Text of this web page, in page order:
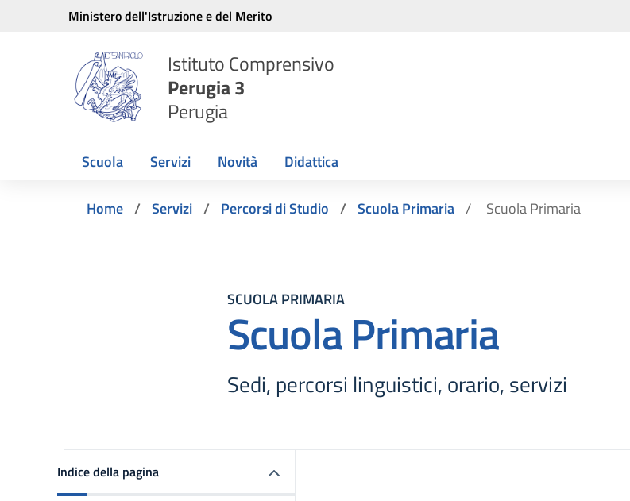
Vai ai contenuti
Vai al menu di navigazione
Ministero dell'Istruzione e del Merito
Istituto Comprensivo
Perugia 3
Perugia
Scuola Servizi Novità Didattica
Home Servizi Percorsi di Studio Scuola Primaria Scuola Primaria
SCUOLA PRIMARIA
Scuola Primaria
Sedi, percorsi linguistici, orario, servizi
Indice della pagina